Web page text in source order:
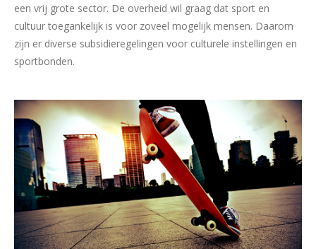
een vrij grote sector. De overheid wil graag dat sport en
cultuur toegankelijk is voor zoveel mogelijk mensen. Daarom
zijn er diverse subsidieregelingen voor culturele instellingen en
sportbonden.